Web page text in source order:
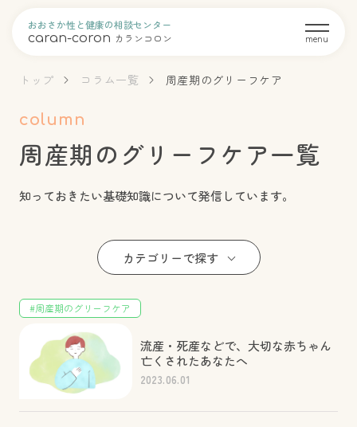
おおさか性と健康の相談センター
caran-coron カランコロン menu
トップ コラム一覧 周産期のグリーフケア
column
周産期のグリーフケア一覧
知っておきたい基礎知識について発信しています。
カテゴリーで探す
#周産期のグリーフケア
流産・死産などで、大切な赤ちゃん
亡くされたあなたへ
2023.06.01